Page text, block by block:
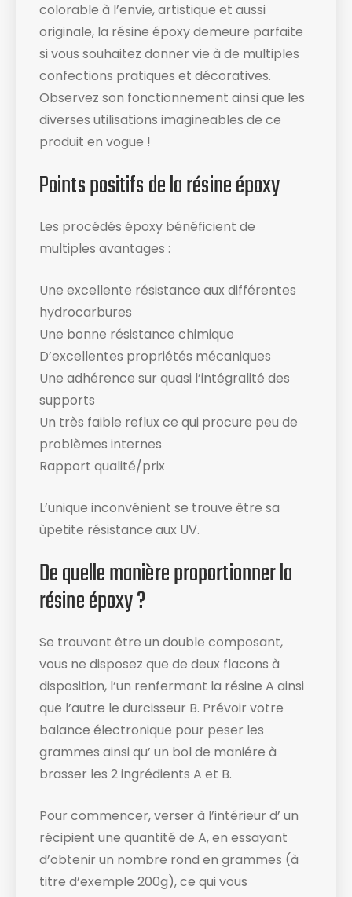
colorable à l’envie, artistique et aussi
originale, la résine époxy demeure parfaite
si vous souhaitez donner vie à de multiples
confections pratiques et décoratives.
Observez son fonctionnement ainsi que les
diverses utilisations imagineables de ce
produit en vogue !
Points positifs de la résine époxy
Les procédés époxy bénéficient de
multiples avantages :
Une excellente résistance aux différentes
hydrocarbures
Une bonne résistance chimique
D’excellentes propriétés mécaniques
Une adhérence sur quasi l’intégralité des
supports
Un très faible reflux ce qui procure peu de
problèmes internes
Rapport qualité/prix
L’unique inconvénient se trouve être sa
ùpetite résistance aux UV.
De quelle manière proportionner la
résine époxy ?
Se trouvant être un double composant,
vous ne disposez que de deux flacons à
disposition, l’un renfermant la résine A ainsi
que l’autre le durcisseur B. Prévoir votre
balance électronique ​pour peser les
grammes ainsi qu’ un bol de maniére à
brasser les 2 ingrédients A et B.
Pour commencer, verser à l’intérieur d’ un
récipient une quantité de A, en essayant
d’obtenir un nombre rond en grammes (à
titre d’exemple 200g), ce qui vous